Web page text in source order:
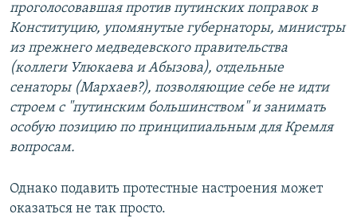
проголосовавшая против путинских поправок в
Конституцию, упомянутые губернаторы, министры
из прежнего медведевского правительства
(коллеги Улюкаева и Абызова), отдельные
сенаторы (Мархаев?), позволяющие себе не идти
строем с "путинским большинством" и занимать
особую позицию по принципиальным для Кремля
вопросам.
Однако подавить протестные настроения может
оказаться не так просто.